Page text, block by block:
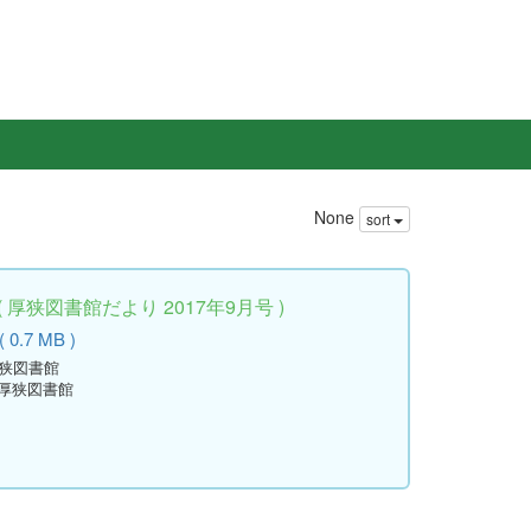
None sort
狭図書館だより 2017年9月号 )
0.7 MB )
図書館
狭図書館